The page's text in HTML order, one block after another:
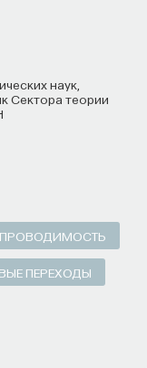
Сектора теории
ПЕРЕХОДЫ